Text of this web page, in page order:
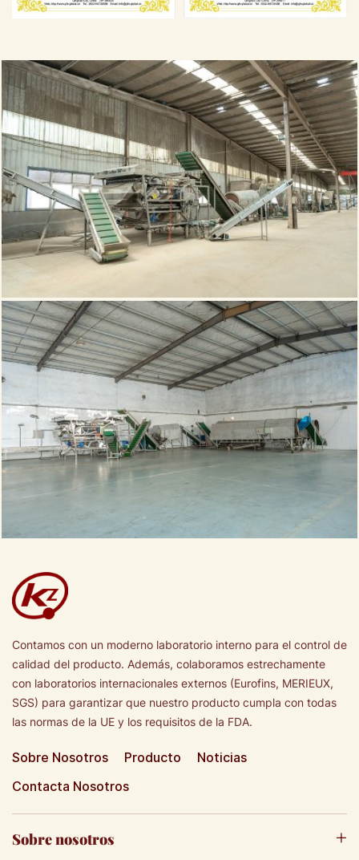
Contamos con un moderno laboratorio interno para el control de
calidad del producto. Además, colaboramos estrechamente
con laboratorios internacionales externos (Eurofins, MERIEUX,
SGS) para garantizar que nuestro producto cumpla con todas
las normas de la UE y los requisitos de la FDA.
Sobre Nosotros Producto
Noticias
Contacta Nosotros
Sobre nosotros